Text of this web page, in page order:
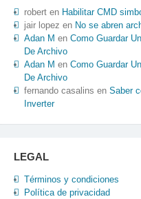
roberten Habilitar CMD
jair lopez en No se abren
Adan M en Como Guardar
De Archivo
Adan M en Como Guardar
De Archivo
fernando casalins en Saber
Inverter
LEGAL
Términos y condiciones
Política de privacidad